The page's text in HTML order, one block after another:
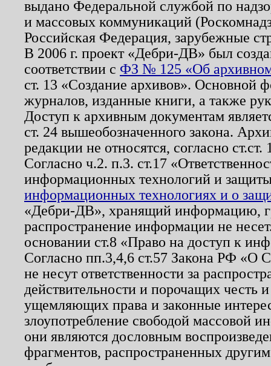
выдано Федеральной службой по
и массовых коммуникаций
Российская Федерация, зарубежные
В 2006 г. проект «Дебри-ДВ» был
соответствии с ФЗ № 125 «Об
ст. 13 «Создание архивов». Основной
журналов, изданные книги, а также
Доступ к архивным документам
ст. 24 вышеобозначенного закона.
редакции не относятся, согласно
Согласно ч.2. п.3. ст.17
информационных технологий и
информационных технологиях и о
«Дебри-ДВ», хранящий информацию,
распространение информации не
основании ст.8 «Право на доступ к
Согласно пп.3,4,6 ст.57 Закона РФ «О
не несут ответственности за
действительности и порочащих честь
ущемляющих права и законные
злоупотребление свободой массовой
они являются дословным
фрагментов, распространенных